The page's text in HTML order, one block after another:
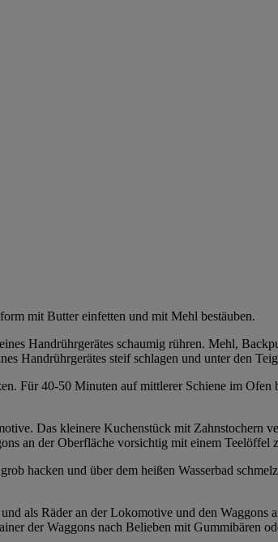
mit Butter einfetten und mit Mehl bestäuben.
Handrührgerätes schaumig rühren. Mehl,
Handrührgerätes steif schlagen und unter den
Für 40-50 Minuten auf mittlerer Schiene im Ofen
Das kleinere Kuchenstück mit Zahnstochern
an der Oberfläche vorsichtig mit einem Teelöffel
hacken und über dem heißen Wasserbad
als Räder an der Lokomotive und den Waggons
der Waggons nach Belieben mit Gummibären